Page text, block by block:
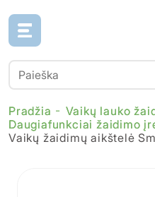
Pradžia
Vaikų lauko
Daugiafunkciai žaidimo
Vaikų žaidimų aikštelė